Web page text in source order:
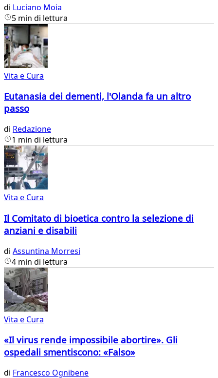
di Luciano Moia
5 min di lettura
Vita e Cura
Eutanasia dei dementi, l'Olanda fa un altro
passo
di Redazione
1 min di lettura
Vita e Cura
Il Comitato di bioetica contro la selezione di
anziani e disabili
di Assuntina Morresi
4 min di lettura
Vita e Cura
«Il virus rende impossibile abortire». Gli
ospedali smentiscono: «Falso»
di Francesco Ognibene